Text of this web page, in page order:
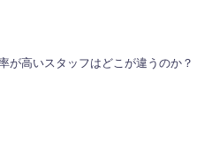
が高いスタッフはどこが違うのか？